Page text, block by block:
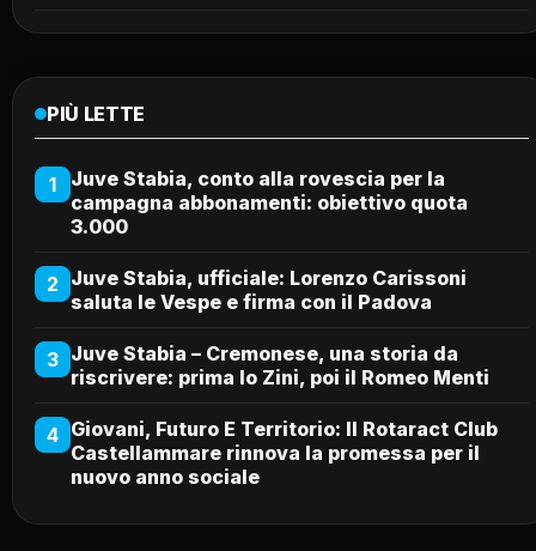
PIÙ LETTE
1
Juve Stabia, conto alla rovescia per la
campagna abbonamenti: obiettivo quota
3.000
2 Juve Stabia, ufficiale: Lorenzo Carissoni
saluta le Vespe e firma con il Padova
3 Juve Stabia – Cremonese, una storia da
riscrivere: prima lo Zini, poi il Romeo Menti
4 Giovani, Futuro E Territorio: Il Rotaract Club
Castellammare rinnova la promessa per il
nuovo anno sociale